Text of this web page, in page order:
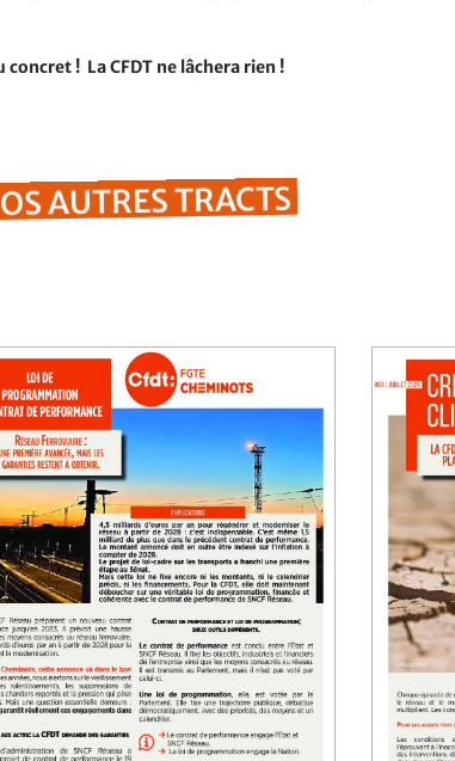
concret ! La CFDT ne lâchera rien !
AUTRES TRACTS